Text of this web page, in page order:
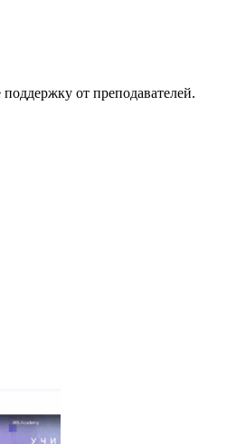
от преподавателей.